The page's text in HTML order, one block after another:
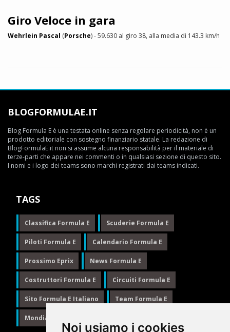
Noi usiamo i cookies
Giro Veloce in gara
Wehrlein Pascal (Porsche) - 59.630 al giro 38, alla media di 143.3 km/h
BLOGFORMULAE.IT
Blog Formula E è una testata online senza regolare periodicità, non è un
prodotto editoriale con sostegno finanziario statale. La redazione di
BlogFormulaE.it non si assume alcuna responsabilità per il materiale di
terze-parti che appare nei commenti o in qualsiasi sezione di questo sito.
I nomi e i logo dei teams sono marchi registrati dai teams indicati.
TAGS
Classifica Formula E Scuderie Formula E
Piloti Formula E Calendario Formula E
Prossimo Eprix News Formula E
Costruttori Formula E Circuiti Formula E
Sito Formula E Italiano Team Formula E
Mondiale Formula E